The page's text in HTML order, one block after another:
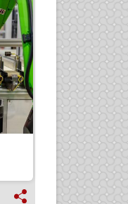
Soraluce
avanzate